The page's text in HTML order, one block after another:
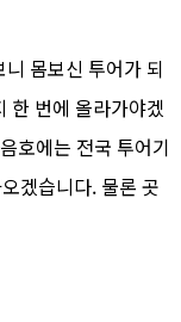
몸보신 투어가 되
한 번에 올라가야겠
호에는 전국 투어기
겠습니다. 물론 곳